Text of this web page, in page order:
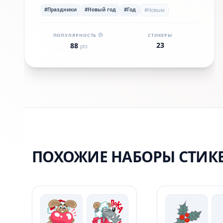
#Праздники #Новый год #Год #Новым
ПОПУЛЯРНОСТЬ
88 pts
СТИКЕРЫ
23
ПОХОЖИЕ НАБОРЫ